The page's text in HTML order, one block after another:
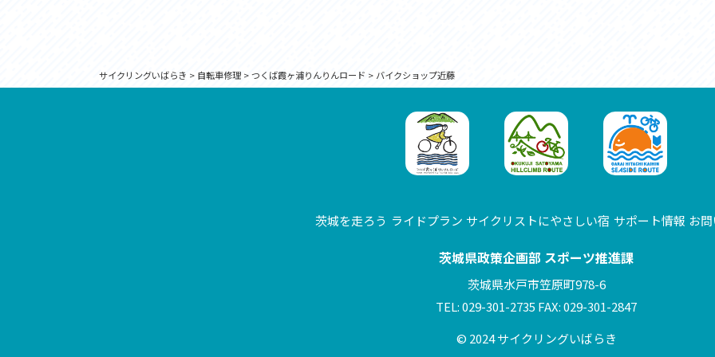
サイクリングいばらき > 自転車修理>つくば霞ヶ浦りんりんロード > バイクショップ近藤
茨城を走ろう ライドプラン サイクリストにやさしい宿 サポート情報 お
茨城県政策企画部 スポーツ推進課
茨城県水戸市笠原町978-6
TEL: 029-301-2735 FAX: 029-301-2847
© 2024 サイクリングいばらき